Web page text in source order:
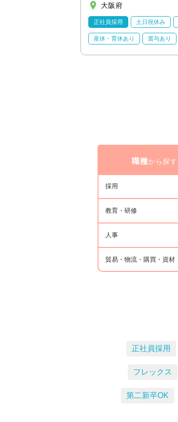
大阪府
正社員採用 土日祝休み
産休・育休あり 賞与あり
職種から探す
採用
教育・研修
人事
貿易・物流・購買・資材
正社員採用
フレックス
第二新卒OK